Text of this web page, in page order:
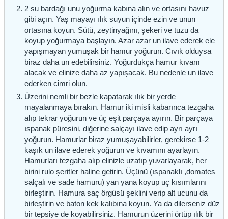
2 su bardağı unu yoğurma kabına alın ve ortasını havuz
gibi açın. Yaş mayayı ılık suyun içinde ezin ve unun
ortasına koyun. Sütü, zeytinyağını, şekeri ve tuzu da
koyup yoğurmaya başlayın. Azar azar un ilave ederek ele
yapışmayan yumuşak bir hamur yoğurun. Cıvık olduysa
biraz daha un edebilirsiniz. Yoğurdukça hamur kıvam
alacak ve elinize daha az yapışacak. Bu nedenle un ilave
ederken cimri olun.
Üzerini nemli bir bezle kapatarak ılık bir yerde
mayalanmaya bırakın. Hamur iki misli kabarınca tezgaha
alıp tekrar yoğurun ve üç eşit parçaya ayırın. Bir parçaya
ıspanak püresini, diğerine salçayı ilave edip ayrı ayrı
yoğurun. Hamurlar biraz yumuşayabilirler, gerekirse 1-2
kaşık un ilave ederek yoğurun ve kıvamını ayarlayın.
Hamurları tezgaha alıp elinizle uzatıp yuvarlayarak, her
birini rulo şeritler haline getirin. Üçünü (ıspanaklı ,domates
salçalı ve sade hamuru) yan yana koyup uç kısımlarını
birleştirin. Hamura saç örgüsü şeklini verip alt ucunu da
birleştirin ve baton kek kalıbına koyun. Ya da dilerseniz düz
bir tepsiye de koyabilirsiniz. Hamurun üzerini örtüp ılık bir